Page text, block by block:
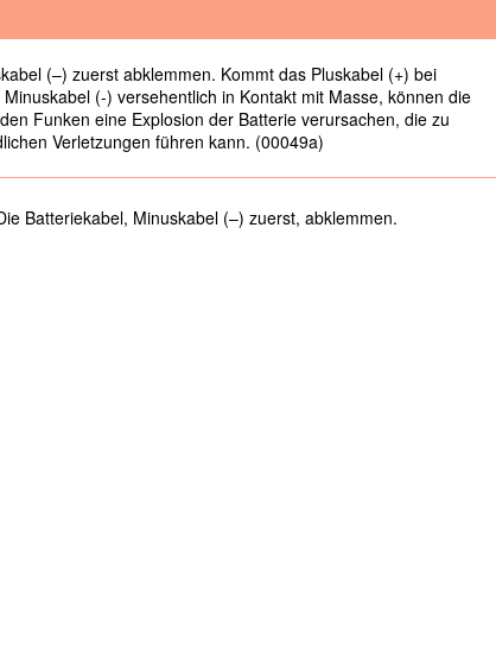
(–) zuerst abklemmen. Kommt das Pluskabel (+) bei
(-) versehentlich in Kontakt mit Masse, können die
Funken eine Explosion der Batterie verursachen, die zu
Verletzungen führen kann. (00049a)
Batteriekabel, Minuskabel (–) zuerst, abklemmen.